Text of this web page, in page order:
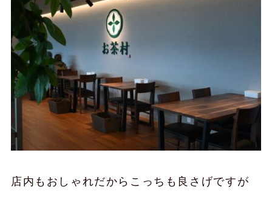
店内もおしゃれだからこっちも良さげですが